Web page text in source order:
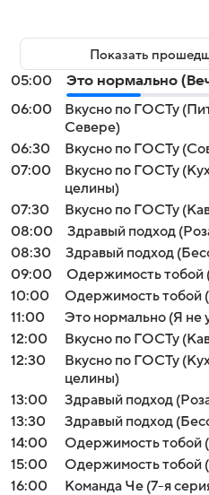
Показать
05:00
Это нормально
06:00
Вкусно по ГОСТу
Севере)
06:30
Вкусно по ГОСТу
07:00
Вкусно по ГОСТу
целины)
07:30
Вкусно по ГОСТу
08:00
Здравый подход
08:30
Здравый подход
09:00
Одержимость тобой
10:00
Одержимость тобой
11:00
Это нормально (Я не
12:00
Вкусно по ГОСТу
12:30
Вкусно по ГОСТу
целины)
13:00
Здравый подход
13:30
Здравый подход
14:00
Одержимость тобой
15:00
Одержимость тобой
16:00
Команда Че (7-я